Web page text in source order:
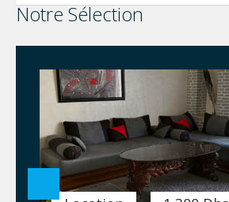
Notre Sélection